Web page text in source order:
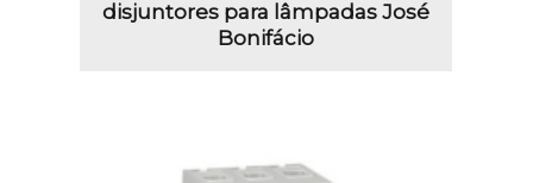
disjuntores para lâmpadas José
Bonifácio